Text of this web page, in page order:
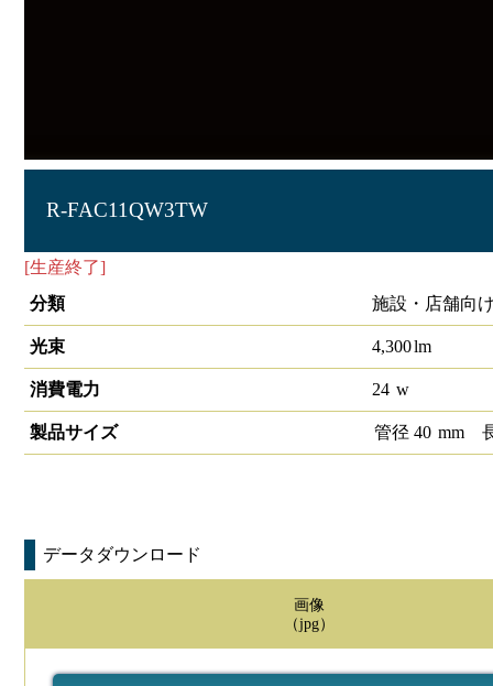
R-FAC11QW3TW
[生産終了]
分類
施設・店舗向
光束 4,300lm
消費電力 24 w
製品サイズ 管径 40 mm
データダウンロード
画像
（jpg）